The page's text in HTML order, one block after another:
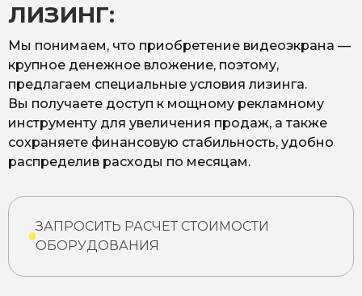
ЛИЗИНГ:
Мы понимаем, что приобретение видеоэкрана —
крупное денежное вложение, поэтому,
предлагаем специальные условия лизинга.
Вы получаете доступ к мощному рекламному
инструменту для увеличения продаж, а также
сохраняете финансовую стабильность, удобно
распределив расходы по месяцам.
ЗАПРОСИТЬ РАСЧЕТ СТОИМОСТИ
ОБОРУДОВАНИЯ